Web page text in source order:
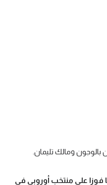
بالوجون ومالك تليمان.
فوزا على منتخب أوروبي في